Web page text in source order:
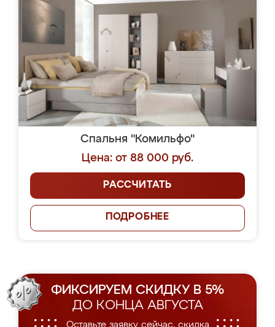
Спальня "Комильфо"
Цена: от 88 000 руб.
РАССЧИТАТЬ
ПОДРОБНЕЕ
ФИКСИРУЕМ СКИДКУ В 5%
ДО КОНЦА АВГУСТА
Оставьте заявку сейчас, скидка